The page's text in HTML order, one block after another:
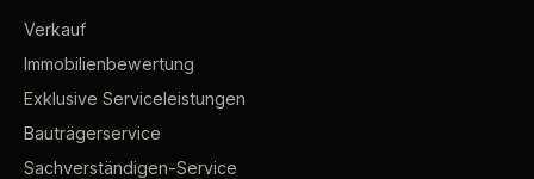
Verkauf
Immobilienbewertung
Exklusive Serviceleistungen
Bauträgerservice
Sachverständigen-Service